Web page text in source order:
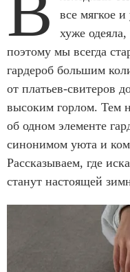
все мягкое и
хуже
поэтому мы всегда
гардероб большим
от платьев-свитеров
высоким горлом. Тем
об одном элементе
синонимом уюта и
Рассказываем, где
станут настоящей